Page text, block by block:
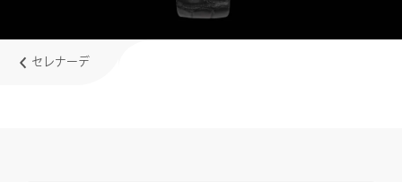
ブティックとショップ
セレナーデ